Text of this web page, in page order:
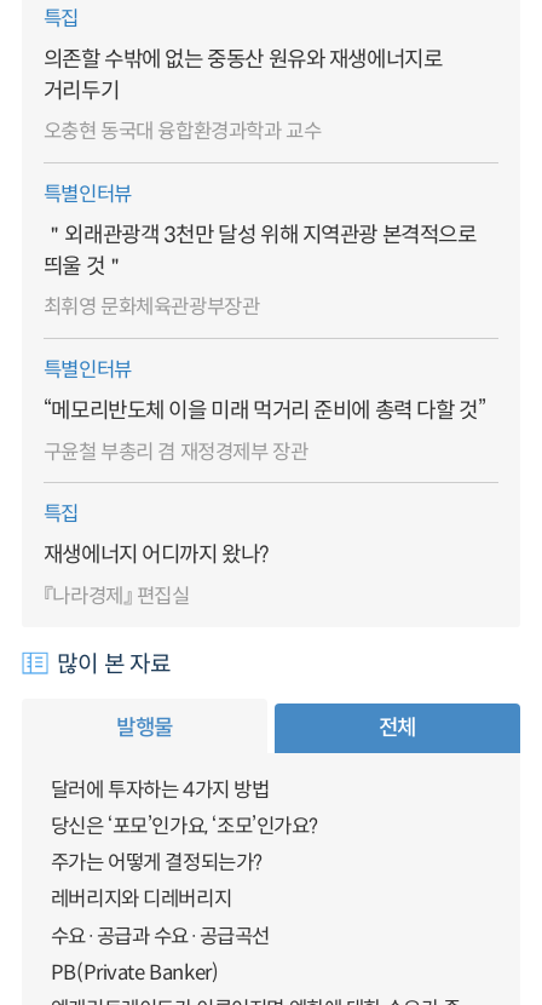
특집
의존할 수밖에 없는 중동산 원유와 재생에너지로
거리두기
오충현 동국대 융합환경과학과 교수
특별인터뷰
＂외래관광객 3천만 달성 위해 지역관광 본격적으로
띄울 것＂
최휘영 문화체육관광부장관
특별인터뷰
“메모리반도체 이을 미래 먹거리 준비에 총력 다할 것”
구윤철 부총리 겸 재정경제부 장관
특집
재생에너지 어디까지 왔나?
『나라경제』 편집실
많이 본 자료
발행물 전체
달러에 투자하는 4가지 방법
당신은 ‘포모’인가요, ‘조모’인가요?
주가는 어떻게 결정되는가?
레버리지와 디레버리지
수요·공급과 수요·공급곡선
PB(Private Banker)